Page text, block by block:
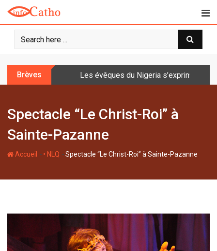
o
Brèves Les évêques du Nigeria s’expriment
Spectacle “Le Christ-Roi” à
Sainte-Pazanne
Accueil - • NLQ -Spectacle “Le Christ-Roi” à Sainte-Pazanne